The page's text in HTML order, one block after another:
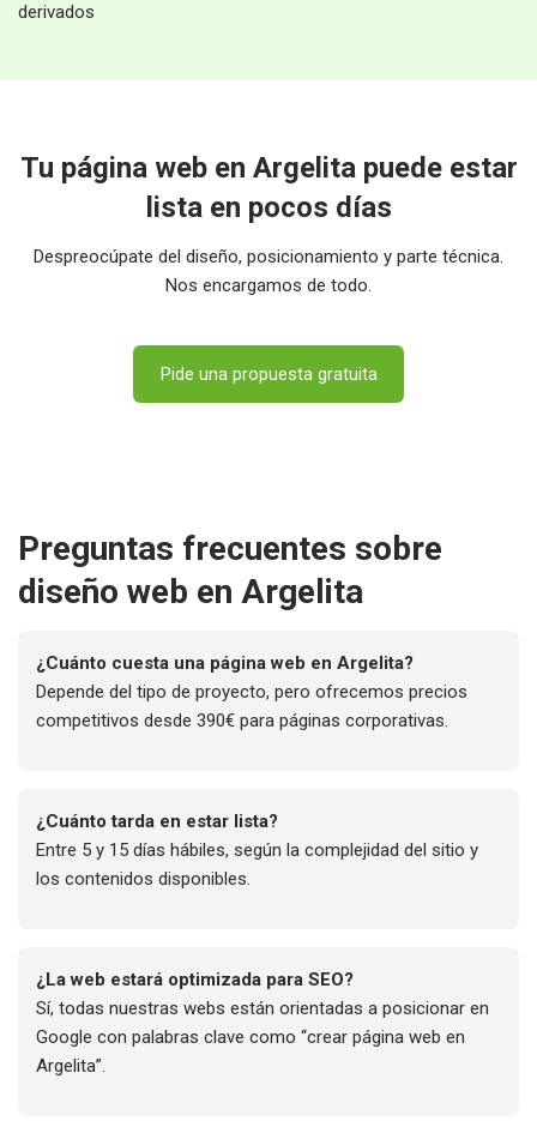
derivados
Tu página web en Argelita puede estar
lista en pocos días
Despreocúpate del diseño, posicionamiento y parte técnica.
Nos encargamos de todo.
Pide una propuesta gratuita
Preguntas frecuentes sobre
diseño web en Argelita
¿Cuánto cuesta una página web en Argelita?
Depende del tipo de proyecto, pero ofrecemos precios
competitivos desde 390€ para páginas corporativas.
¿Cuánto tarda en estar lista?
Entre 5 y 15 días hábiles, según la complejidad del sitio y
los contenidos disponibles.
¿La web estará optimizada para SEO?
Sí, todas nuestras webs están orientadas a posicionar en
Google con palabras clave como “crear página web en
Argelita”.